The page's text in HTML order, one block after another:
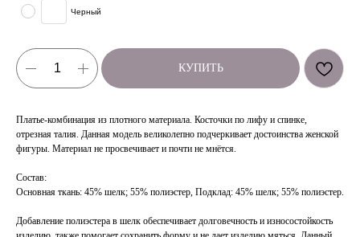
Черный
КУПИТЬ
Платье-комбинация из плотного материала. Косточки по лифу и спинке,
отрезная талия. Данная модель великолепно подчеркивает достоинства женской
фигуры. Материал не просвечивает и почти не мнётся.
Состав:
Основная ткань: 45% шелк; 55% полиэстер, Подклад: 45% шелк; 55% полиэстер.
Добавление полиэстера в шелк обеспечивает долговечность и износостойкость